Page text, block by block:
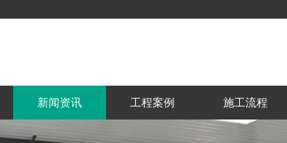
新闻资讯 工程案例 施工流程